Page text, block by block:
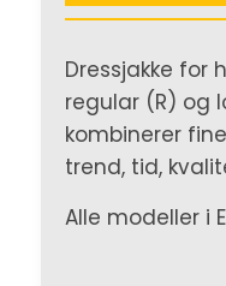
Dressjakke for
regular (R) og
kombinerer
trend, tid,
Alle modeller i